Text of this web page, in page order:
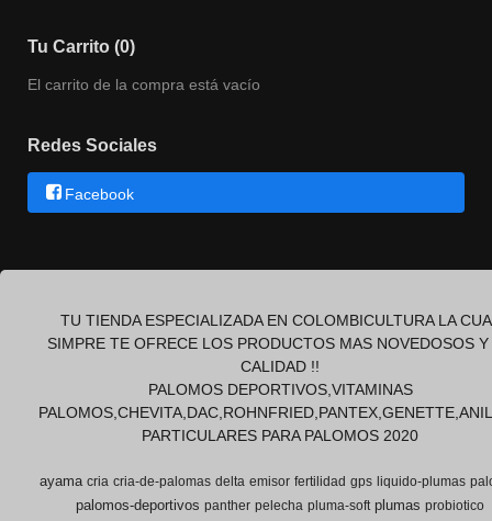
Tu Carrito (0)
El carrito de la compra está vacío
Redes Sociales
Facebook
TU TIENDA ESPECIALIZADA EN COLOMBICULTURA LA
SIMPRE TE OFRECE LOS PRODUCTOS MAS NOVEDOSOS Y
CALIDAD !!
PALOMOS DEPORTIVOS,VITAMINAS
PARTICULARES PARA PALOMOS 2020
ayama cria cria-de-palomas delta emisor fertilidad gps liquido-plumas
palomos-deportivos panther pelecha pluma-soft plumas probiotico